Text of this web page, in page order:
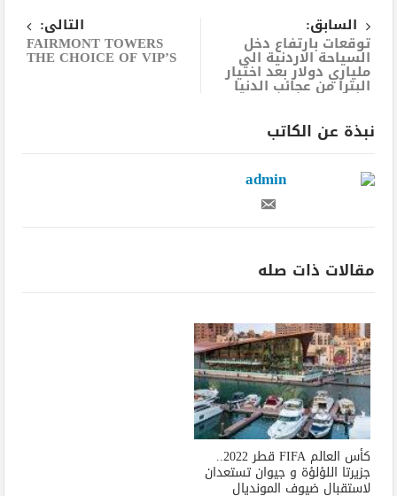
الثانيالسابق:
توقعات بارتفاع دخل
السياحة الاردنية الى
ملياري دولار بعد اختيار
البترا من عجائب الدنيا
التالى:
FAIRMONT TOWERS
THE CHOICE OF VIP’S
نبذة عن الكاتب
admin
مقالات ذات صله
كأس العالم FIFA قطر 2022..
جزيرتا اللؤلؤة و جيوان تستعدان
لاستقبال ضيوف المونديال